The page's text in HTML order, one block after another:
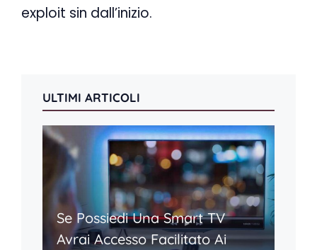
exploit sin dall’inizio.
ULTIMI ARTICOLI
Se Possiedi Una Smart TV
Avrai Accesso Facilitato Ai